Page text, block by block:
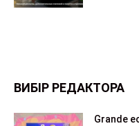
ВИБІР РЕДАКТОРА
Grande